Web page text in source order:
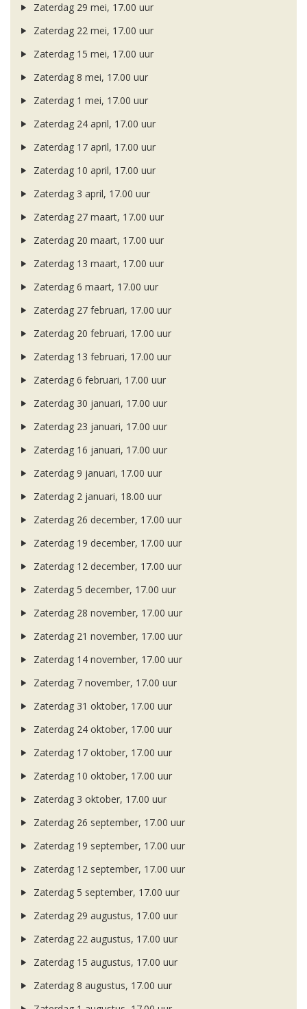
Zaterdag 29 mei, 17.00 uur
Zaterdag 22 mei, 17.00 uur
Zaterdag 15 mei, 17.00 uur
Zaterdag 8 mei, 17.00 uur
Zaterdag 1 mei, 17.00 uur
Zaterdag 24 april, 17.00 uur
Zaterdag 17 april, 17.00 uur
Zaterdag 10 april, 17.00 uur
Zaterdag 3 april, 17.00 uur
Zaterdag 27 maart, 17.00 uur
Zaterdag 20 maart, 17.00 uur
Zaterdag 13 maart, 17.00 uur
Zaterdag 6 maart, 17.00 uur
Zaterdag 27 februari, 17.00 uur
Zaterdag 20 februari, 17.00 uur
Zaterdag 13 februari, 17.00 uur
Zaterdag 6 februari, 17.00 uur
Zaterdag 30 januari, 17.00 uur
Zaterdag 23 januari, 17.00 uur
Zaterdag 16 januari, 17.00 uur
Zaterdag 9 januari, 17.00 uur
Zaterdag 2 januari, 18.00 uur
Zaterdag 26 december, 17.00 uur
Zaterdag 19 december, 17.00 uur
Zaterdag 12 december, 17.00 uur
Zaterdag 5 december, 17.00 uur
Zaterdag 28 november, 17.00 uur
Zaterdag 21 november, 17.00 uur
Zaterdag 14 november, 17.00 uur
Zaterdag 7 november, 17.00 uur
Zaterdag 31 oktober, 17.00 uur
Zaterdag 24 oktober, 17.00 uur
Zaterdag 17 oktober, 17.00 uur
Zaterdag 10 oktober, 17.00 uur
Zaterdag 3 oktober, 17.00 uur
Zaterdag 26 september, 17.00 uur
Zaterdag 19 september, 17.00 uur
Zaterdag 12 september, 17.00 uur
Zaterdag 5 september, 17.00 uur
Zaterdag 29 augustus, 17.00 uur
Zaterdag 22 augustus, 17.00 uur
Zaterdag 15 augustus, 17.00 uur
Zaterdag 8 augustus, 17.00 uur